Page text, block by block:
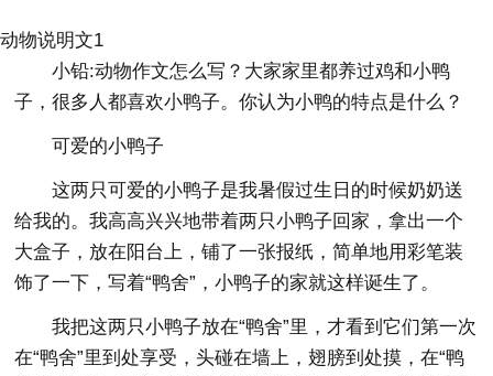
动物说明文1
小铅:动物作文怎么写？大家家里都养过鸡和小鸭
子，很多人都喜欢小鸭子。你认为小鸭的特点是什么？
可爱的小鸭子
这两只可爱的小鸭子是我暑假过生日的时候奶奶送
给我的。我高高兴兴地带着两只小鸭子回家，拿出一个
大盒子，放在阳台上，铺了一张报纸，简单地用彩笔装
饰了一下，写着“鸭舍”，小鸭子的家就这样诞生了。
我把这两只小鸭子放在“鸭舍”里，才看到它们第一次
在“鸭舍”里到处享受，头碰在墙上，翅膀到处摸，在“鸭